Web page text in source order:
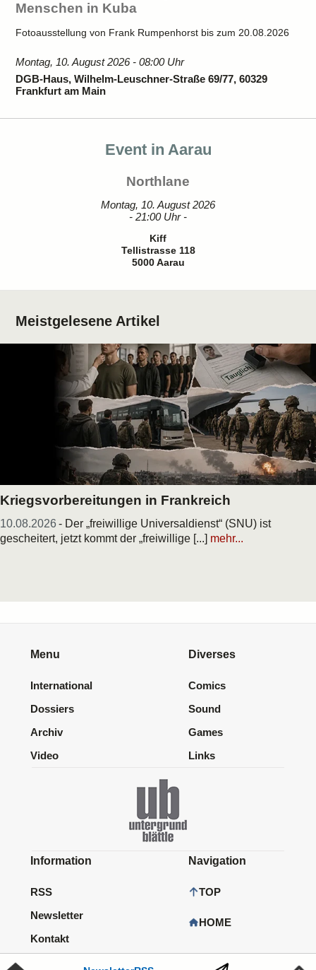
Menschen in Kuba
Fotoausstellung von Frank Rumpenhorst bis zum 20.08.2026
Montag, 10. August 2026 - 08:00 Uhr
DGB-Haus, Wilhelm-Leuschner-Straße 69/77, 60329
Frankfurt am Main
Event in Aarau
Northlane
Montag, 10. August 2026
- 21:00 Uhr -
Kiff
Tellistrasse 118
5000 Aarau
Meistgelesene Artikel
Kriegsvorbereitungen in Frankreich
10.08.2026 - Der „freiwillige Universaldienst“ (SNU) ist
gescheitert, jetzt kommt der „freiwillige [...] mehr...
Menu
International
Dossiers
Archiv
Video
Diverses
Comics
Sound
Games
Links
Information
RSS
Newsletter
Kontakt
Navigation
TOP
HOME